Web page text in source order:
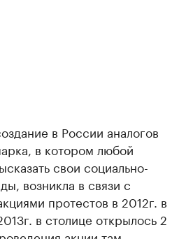
в России аналогов
в котором любой
свои социально-
возникла в связи с
протестов в 2012г. в
в столице открылось 2